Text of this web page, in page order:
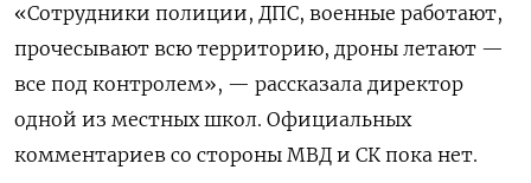
«Сотрудники полиции, ДПС, военные работают,
прочесывают всю территорию, дроны летают —
все под контролем», — рассказала директор
одной из местных школ. Официальных
комментариев со стороны МВД и СК пока нет.